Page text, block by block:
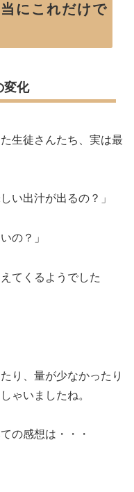
にこれだけで
変化
生徒さんたち、実は最
い出汁が出るの？」
の？」
てくるようでした
り、量が少なかったり
ゃいましたね。
の感想は・・・